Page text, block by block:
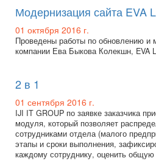
Модернизация сайта EVA
01 октября 2016 г.
Проведены работы по обновлению и
компании Ева Быкова Колекшн, EVA
2 в 1
01 сентября 2016 г.
IJI IT GROUP по заявке заказчика
модуля, который позволяет
сотрудниками отдела (малого
этапы и сроки выполнения,
каждому сотруднику, оценить